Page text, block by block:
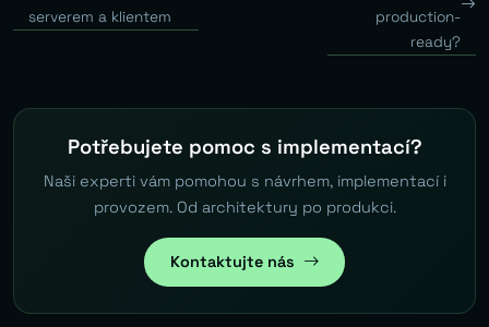
serverem a klientem
production-
ready?
Potřebujete pomoc s implementací?
Naši experti vám pomohou s návrhem, implementací i
provozem. Od architektury po produkci.
Kontaktujte nás